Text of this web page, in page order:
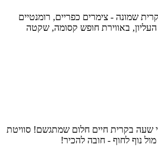
שמונה - צימרים כפריים, רומנטיים
העליון, באווירת חופש קסומה, שקטה
שעה בקרית חיים חלום שמתגשם! סוויטת
מול נוף לחוף - חובה להכיר!